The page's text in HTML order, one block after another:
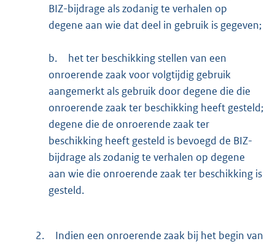
BIZ-bijdrage als zodanig te verhalen op
degene aan wie dat deel in gebruik is gegeven;
b.
het ter beschikking stellen van een
onroerende zaak voor volgtijdig gebruik
aangemerkt als gebruik door degene die die
onroerende zaak ter beschikking heeft gesteld;
degene die de onroerende zaak ter
beschikking heeft gesteld is bevoegd de BIZ-
bijdrage als zodanig te verhalen op degene
aan wie die onroerende zaak ter beschikking is
gesteld.
2.
Indien een onroerende zaak bij het begin van